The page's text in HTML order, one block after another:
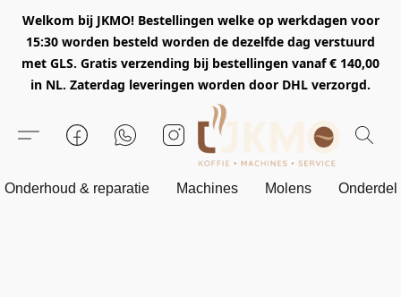
Welkom bij JKMO! Bestellingen welke op werkdagen voor
15:30 worden besteld worden de dezelfde dag verstuurd
met GLS. Gratis verzending bij bestellingen vanaf € 140,00
in NL. Zaterdag leveringen worden door DHL verzorgd.
Onderhoud & reparatie Machines Molens